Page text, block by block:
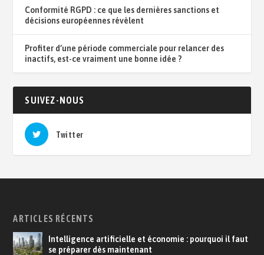
Conformité RGPD : ce que les dernières sanctions et
décisions européennes révèlent
Profiter d’une période commerciale pour relancer des
inactifs, est-ce vraiment une bonne idée ?
SUIVEZ-NOUS
Twitter
ARTICLES RÉCENTS
Intelligence artificielle et économie : pourquoi il faut
se préparer dès maintenant